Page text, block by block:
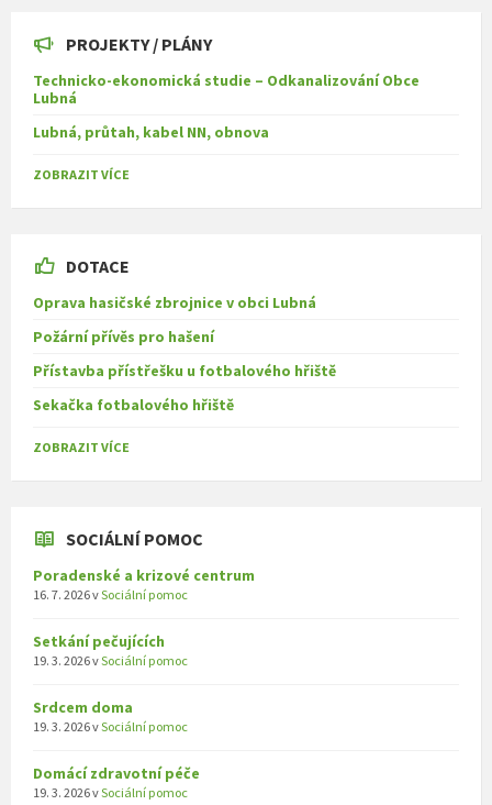
PROJEKTY / PLÁNY
Technicko-ekonomická studie – Odkanalizování Obce
Lubná
Lubná, průtah, kabel NN, obnova
ZOBRAZIT VÍCE
DOTACE
Oprava hasičské zbrojnice v obci Lubná
Požární přívěs pro hašení
Přístavba přístřešku u fotbalového hřiště
Sekačka fotbalového hřiště
ZOBRAZIT VÍCE
SOCIÁLNÍ POMOC
Poradenské a krizové centrum
16. 7. 2026vSociální pomoc
Setkání pečujících
19. 3. 2026vSociální pomoc
Srdcem doma
19. 3. 2026vSociální pomoc
Domácí zdravotní péče
19. 3. 2026vSociální pomoc